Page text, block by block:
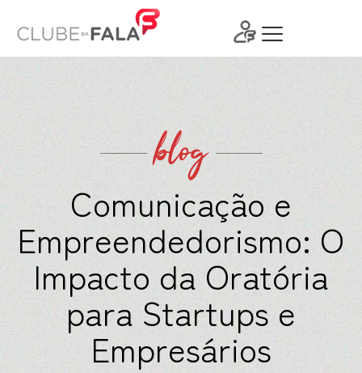
para
blog
Comunicação e
Empreendedorismo: O
Impacto da Oratória
para Startups e
Empresários